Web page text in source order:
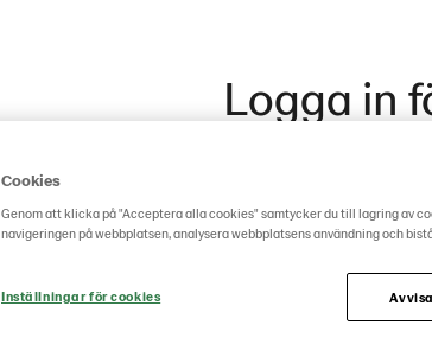
Logga in
Cookies
Genom att klicka på "Acceptera alla cookies" samtycker du till lagring av
navigeringen på webbplatsen, analysera webbplatsens användning och
Inställningar för cookies